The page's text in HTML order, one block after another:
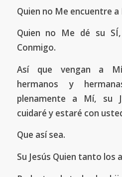
Quien no Me encuentre a
Quien no Me dé su
Conmigo.
Así que vengan a
hermanos y
plenamente a Mí, su
cuidaré y estaré con
Que así sea.
Su Jesús Quien tanto los